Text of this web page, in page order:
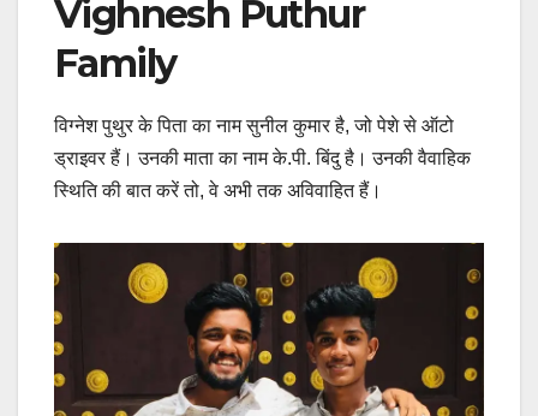
Vighnesh Puthur
Family
विग्नेश पुथुर के पिता का नाम सुनील कुमार है, जो पेशे से ऑटो
ड्राइवर हैं। उनकी माता का नाम के.पी. बिंदु है। उनकी वैवाहिक
स्थिति की बात करें तो, वे अभी तक अविवाहित हैं।